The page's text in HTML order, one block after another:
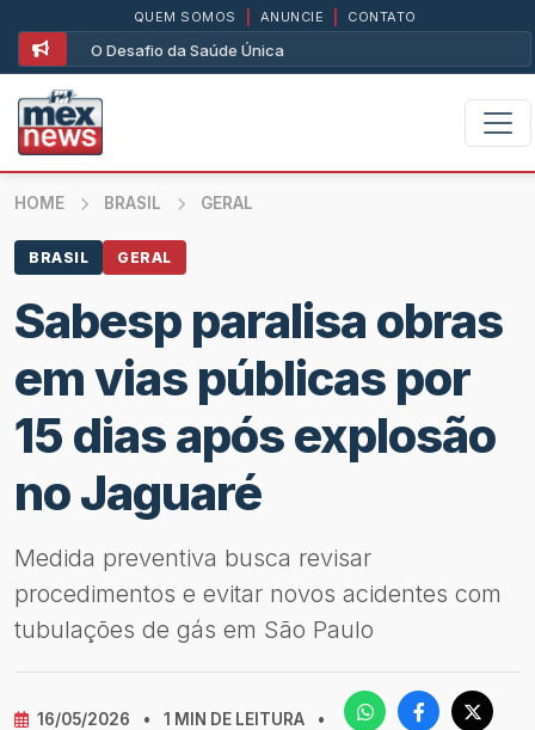
O Desafio da Saúde Única
QUEM SOMOS ANUNCIE CONTATO
HOME BRASIL GERAL
BRASIL GERAL
Sabesp paralisa obras
em vias públicas por
15 dias após explosão
no Jaguaré
Medida preventiva busca revisar
procedimentos e evitar novos acidentes com
tubulações de gás em São Paulo
16/05/2026 • 1 MIN DE LEITURA
•